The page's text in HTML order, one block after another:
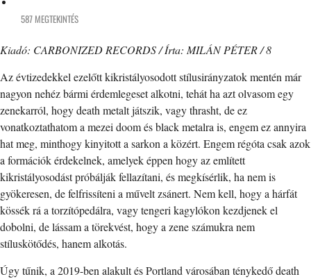
587 MEGTEKINTÉS
Kiadó: CARBONIZED RECORDS / Írta: MILÁN PÉTER / 8
Az évtizedekkel ezelőtt kikristályosodott stílusirányzatok mentén már
nagyon nehéz bármi érdemlegeset alkotni, tehát ha azt olvasom egy
zenekarról, hogy death metalt játszik, vagy thrasht, de ez
vonatkoztathatom a mezei doom és black metalra is, engem ez annyira
hat meg, minthogy kinyitott a sarkon a közért. Engem régóta csak azok
a formációk érdekelnek, amelyek éppen hogy az említett
kikristályosodást próbálják fellazítani, és megkísérlik, ha nem is
gyökeresen, de felfrissíteni a művelt zsánert. Nem kell, hogy a hárfát
kössék rá a torzítópedálra, vagy tengeri kagylókon kezdjenek el
dobolni, de lássam a törekvést, hogy a zene számukra nem
stíluskötődés, hanem alkotás.
Úgy tűnik, a 2019-ben alakult és Portland városában ténykedő death